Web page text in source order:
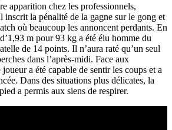
apparition chez les professionnels,
inscrit la pénalité de la gagne sur le gong et
où beaucoup les annoncent perdants. En
m pour 93 kg a été élu homme du
de 14 points. Il n’aura raté qu’un seul
dans l’après-midi. Face aux
a été capable de sentir les coups et a
Dans des situations plus délicates, la
a permis aux siens de respirer.